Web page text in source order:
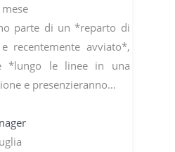
parte di un *reparto di
recentemente avviato*,
*lungo le linee in una
e presenzieranno…